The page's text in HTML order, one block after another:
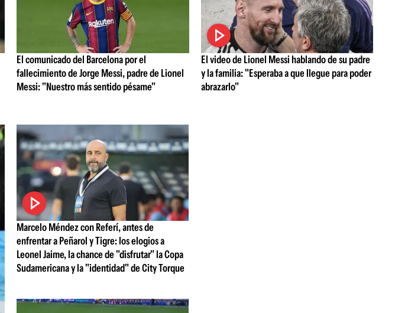
El comunicado del Barcelona por el
fallecimiento de Jorge Messi, padre de Lionel
Messi: "Nuestro más sentido pésame"
El video de Lionel Messi hablando de su padre
y la familia: "Esperaba a que llegue para poder
abrazarlo"
Marcelo Méndez con Referí, antes de
enfrentar a Peñarol y Tigre: los elogios a
Leonel Jaime, la chance de "disfrutar" la Copa
Sudamericana y la "identidad" de City Torque